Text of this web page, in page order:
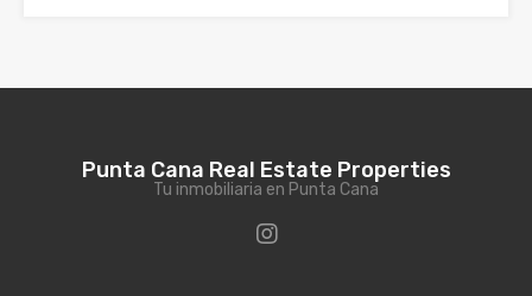
Punta Cana Real Estate Properties
Tu inmobiliaria en Punta Cana